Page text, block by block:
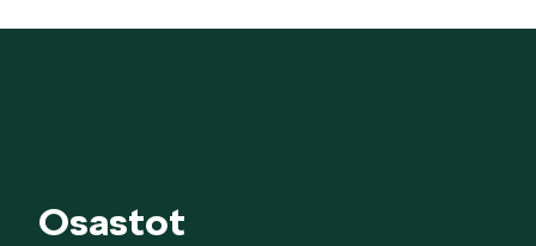
Osastot